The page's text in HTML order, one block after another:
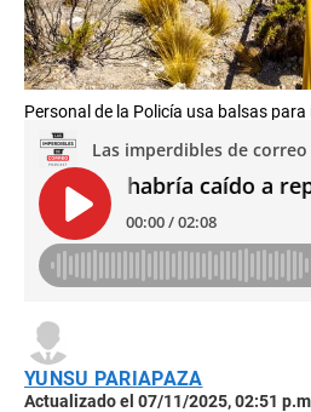
Personal de la Policía usa balsas
YUNSU PARIAPAZA
Actualizado el 07/11/2025, 02:51